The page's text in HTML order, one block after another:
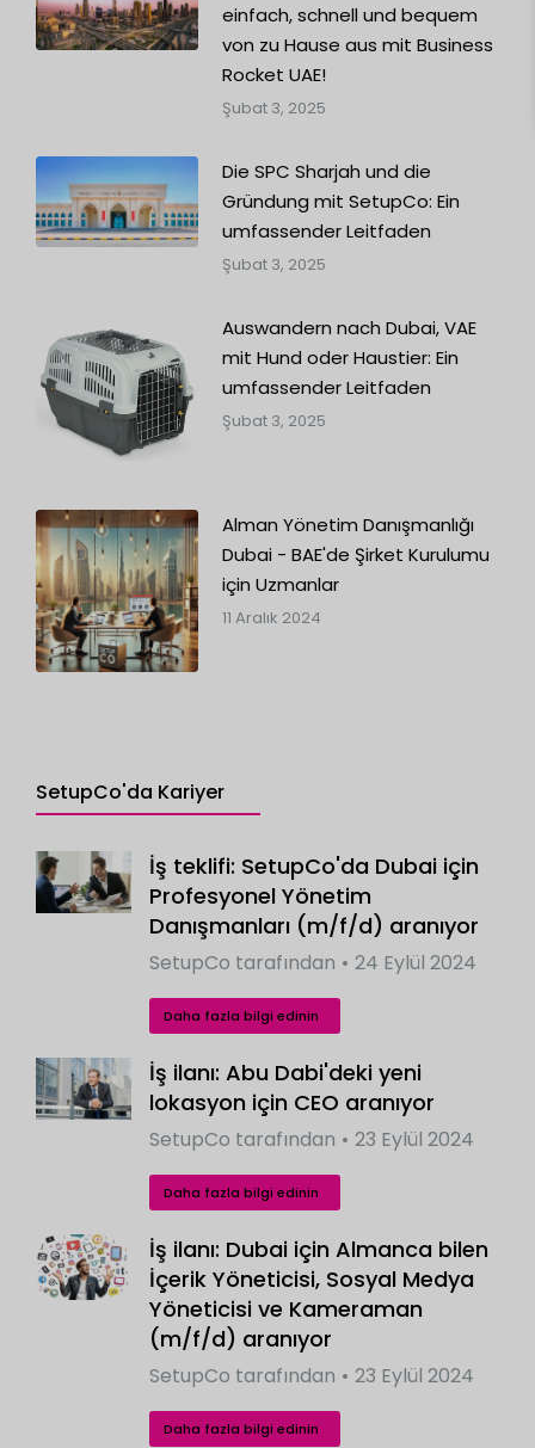
einfach, schnell und bequem
von zu Hause aus mit Business
Rocket UAE!
Şubat 3, 2025
Die SPC Sharjah und die
Gründung mit SetupCo: Ein
umfassender Leitfaden
Şubat 3, 2025
Auswandern nach Dubai, VAE
mit Hund oder Haustier: Ein
umfassender Leitfaden
Şubat 3, 2025
Alman Yönetim Danışmanlığı
Dubai - BAE'de Şirket Kurulumu
için Uzmanlar
11 Aralık 2024
SetupCo'da Kariyer
İş teklifi: SetupCo'da Dubai için
Profesyonel Yönetim
Danışmanları (m/f/d) aranıyor
SetupCo tarafından 24 Eylül 2024
Daha fazla bilgi edinin
İş ilanı: Abu Dabi'deki yeni
lokasyon için CEO aranıyor
SetupCo tarafından 23 Eylül 2024
Daha fazla bilgi edinin
İş ilanı: Dubai için Almanca bilen
İçerik Yöneticisi, Sosyal Medya
Yöneticisi ve Kameraman
(m/f/d) aranıyor
SetupCo tarafından 23 Eylül 2024
Daha fazla bilgi edinin